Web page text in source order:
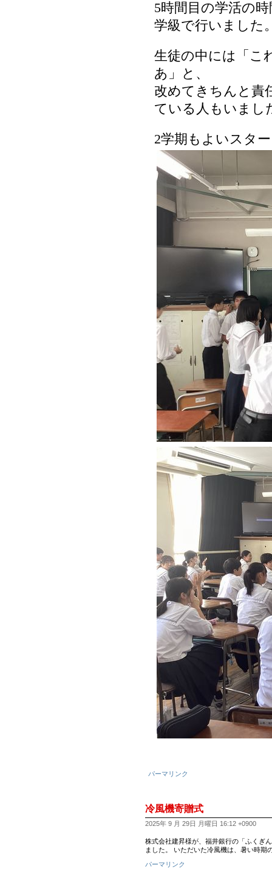
5時間目の学活の
学級で行いました
生徒の中には「こ
あ」と、
改めてきちんと責
ている人もいまし
2学期もよいスタ
パーマリンク
冷風機寄贈式
2025年 9 月 29日 月曜日 16:12 +0900
株式会社建昇様が、福井銀行の「ふくぎ
ました。 いただいた冷風機は、暑い時期
パーマリンク